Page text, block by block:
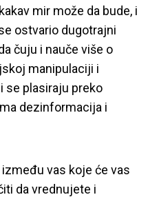
mir može da bude, i
ostvario dugotrajni
čuju i nauče više o
manipulaciji i
se plasiraju preko
dezinformacija i
vas koje će vas
da vrednujete i